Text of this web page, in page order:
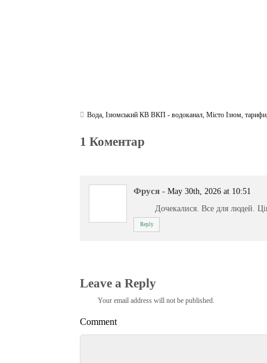
Вода,Ізюмський КВ ВКП - водоканал,Місто Ізюм,тарифи
1 Коментар
Фруся - May 30th, 2026 at 10:51
Дочекалися. Все для людей.
Reply
Leave a Reply
Your email address will not be published.
Comment